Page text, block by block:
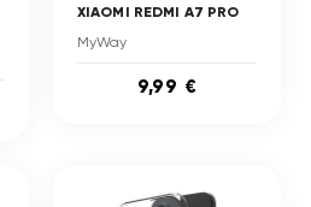
XIAOMI REDMI A7 PRO
MyWay
9,99 €